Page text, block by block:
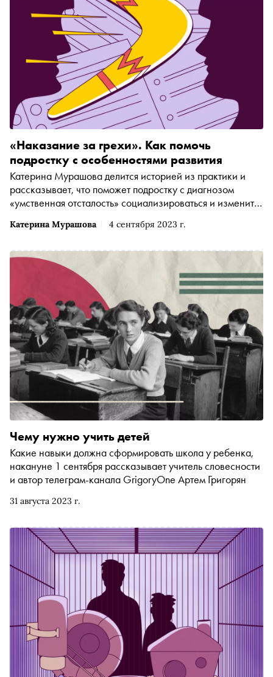
Катерина Мурашова 4 сентября 2023 г.
«Наказание за грехи». Как помочь
подростку с особенностями развития
Катерина Мурашова делится историей из практики и
рассказывает, что поможет подростку с диагнозом
«умственная отсталость» социализироваться и изменить
31 августа 2023 г.
Чему нужно учить детей
Какие навыки должна сформировать школа у ребенка,
накануне 1 сентября рассказывает учитель словесности
и автор телеграм-канала GrigoryOne Артем Григорян